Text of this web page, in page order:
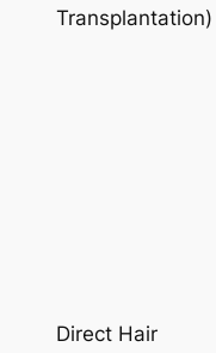
Transplantation)
Direct Hair